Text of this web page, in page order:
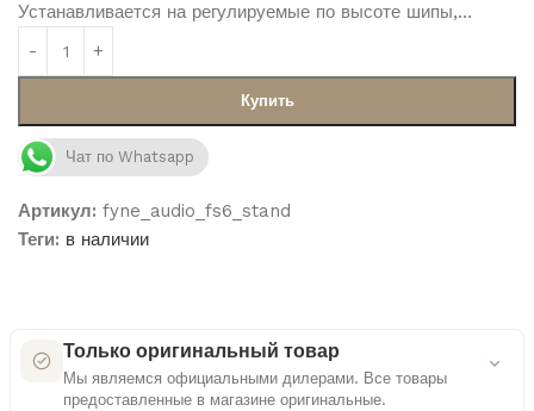
Устанавливается на регулируемые по высоте шипы,…
Купить
Чат по Whatsapp
Артикул: fyne_audio_fs6_stand
Теги: в наличии
Только оригинальный товар
Мы являемся официальными дилерами. Все товары
предоставленные в магазине оригинальные.